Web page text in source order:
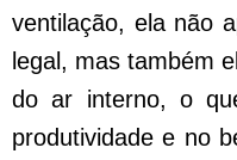
ventilação, ela não
legal, mas também
do ar interno, o
produtividade e no